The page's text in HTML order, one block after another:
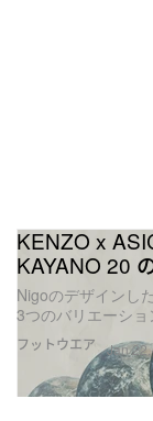
フットウエア
KENZO x
KAYANO 20
Nigoのデザインし
3つのバリエーシ
Jan